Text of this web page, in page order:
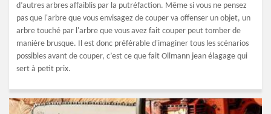
d’autres arbres affaiblis par la putréfaction. Même si vous ne pensez
pas que l'arbre que vous envisagez de couper va offenser un objet, un
arbre touché par l'arbre que vous avez fait couper peut tomber de
manière brusque. Il est donc préférable d'imaginer tous les scénarios
possibles avant de couper, c’est ce que fait Ollmann jean élagage qui
sert à petit prix.